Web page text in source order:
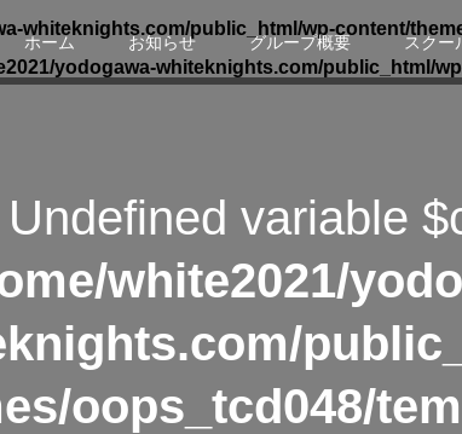
ホーム お知らせ グループ概要 スクー
whiteknights.com/public_html/wp-content/
yodogawa-whiteknights.com/public_html/
Undefined variable
white2021/
oops_tcd048/